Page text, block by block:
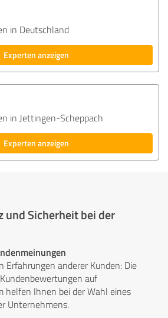
in Deutschland
Experten anzeigen
in Jettingen-Scheppach
Experten anzeigen
und Sicherheit bei der
Erfahrungen anderer Kunden: Die
auf
helfen Ihnen bei der Wahl eines
Unternehmens.